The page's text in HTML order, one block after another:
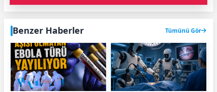
Benzer Haberler Tümünü Gör